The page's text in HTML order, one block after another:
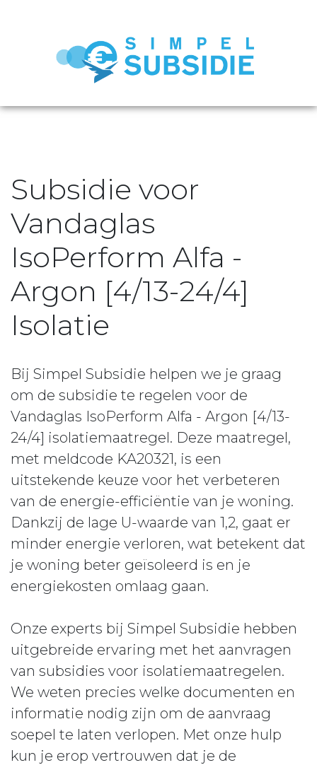
Subsidie voor
Vandaglas
IsoPerform Alfa -
Argon [4/13-24/4]
Isolatie
Bij Simpel Subsidie helpen we je graag
om de subsidie te regelen voor de
Vandaglas IsoPerform Alfa - Argon [4/13-
24/4] isolatiemaatregel. Deze maatregel,
met meldcode KA20321, is een
uitstekende keuze voor het verbeteren
van de energie-efficiëntie van je woning.
Dankzij de lage U-waarde van 1,2, gaat er
minder energie verloren, wat betekent dat
je woning beter geïsoleerd is en je
energiekosten omlaag gaan.
Onze experts bij Simpel Subsidie hebben
uitgebreide ervaring met het aanvragen
van subsidies voor isolatiemaatregelen.
We weten precies welke documenten en
informatie nodig zijn om de aanvraag
soepel te laten verlopen. Met onze hulp
kun je erop vertrouwen dat je de